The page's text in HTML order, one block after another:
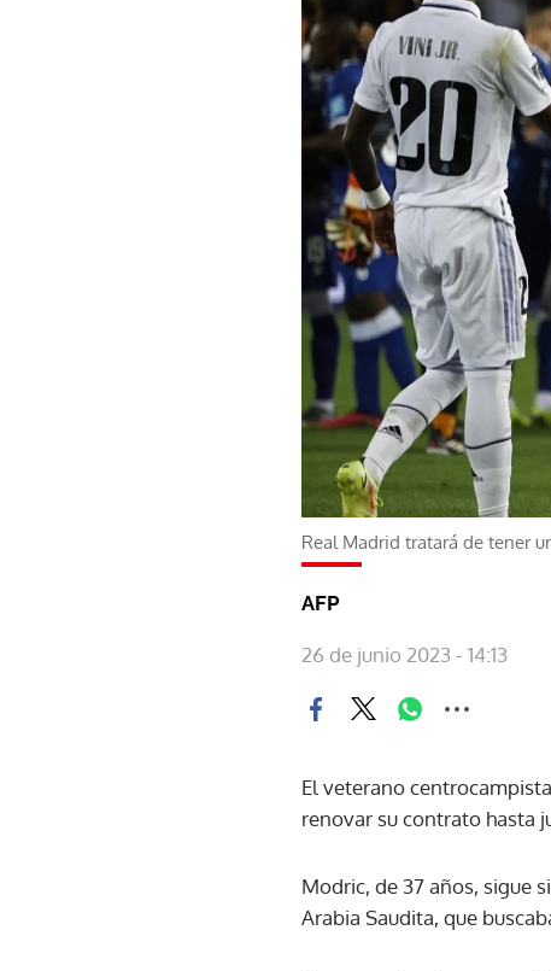
Real Madrid tratará de tener
AFP
26 de junio 2023 - 14:13
El veterano
renovar su contrato hasta
Modric, de 37 años, sigue
Arabia Saudita, que